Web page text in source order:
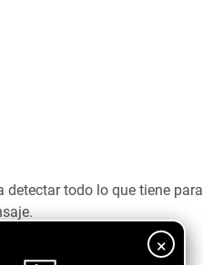
×
detectar todo lo que tiene para